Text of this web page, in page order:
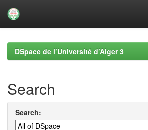
navigationDSpace de l’Université d’Alger 3
Search
Search: